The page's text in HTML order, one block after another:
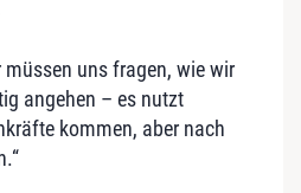
müssen uns fragen, wie wir
angehen – es nutzt
äfte kommen, aber nach